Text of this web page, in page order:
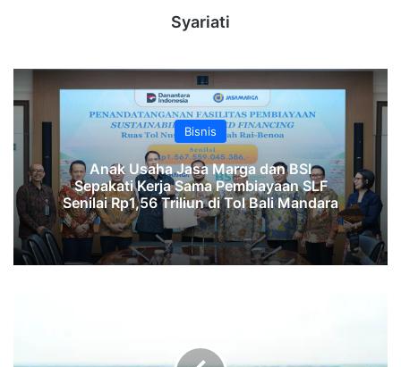
Syariati
Bisnis
Anak Usaha Jasa Marga dan BSI
Sepakati Kerja Sama Pembiayaan SLF
‎Senilai Rp1,56 Triliun di Tol Bali Mandara‎‎